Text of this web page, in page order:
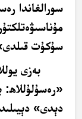
سورالغاندا
سۇكۇت
بەزى
«رەسۇلۇللاھ:
دېدى»